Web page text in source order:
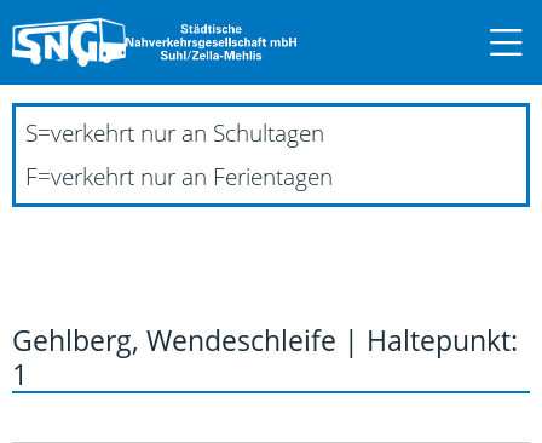
S=verkehrt nur an Schultagen
F=verkehrt nur an Ferientagen
Gehlberg, Wendeschleife | Haltepunkt:
1